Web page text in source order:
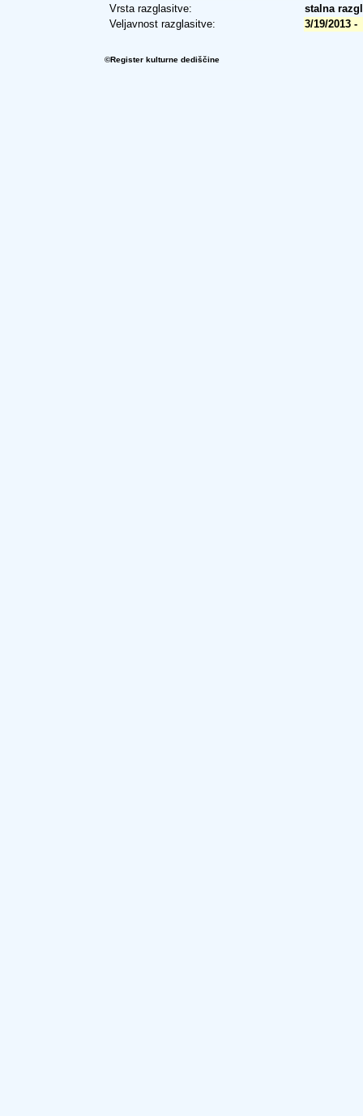
Vrsta razglasitve:
stalna
Veljavnost razglasitve:
3/19/2013 -
©Register kulturne dediščine